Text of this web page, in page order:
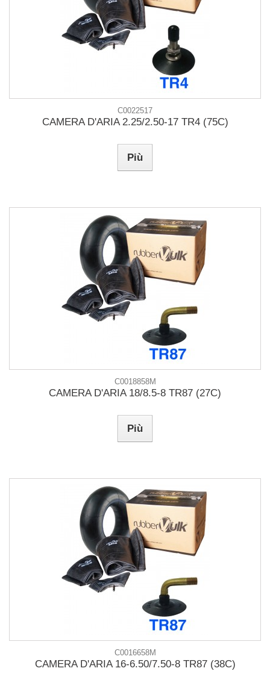
C0022517
CAMERA D'ARIA 2.25/2.50-17 TR4 (75C)
Più
C0018858M
CAMERA D'ARIA 18/8.5-8 TR87 (27C)
Più
C0016658M
CAMERA D'ARIA 16-6.50/7.50-8 TR87 (38C)